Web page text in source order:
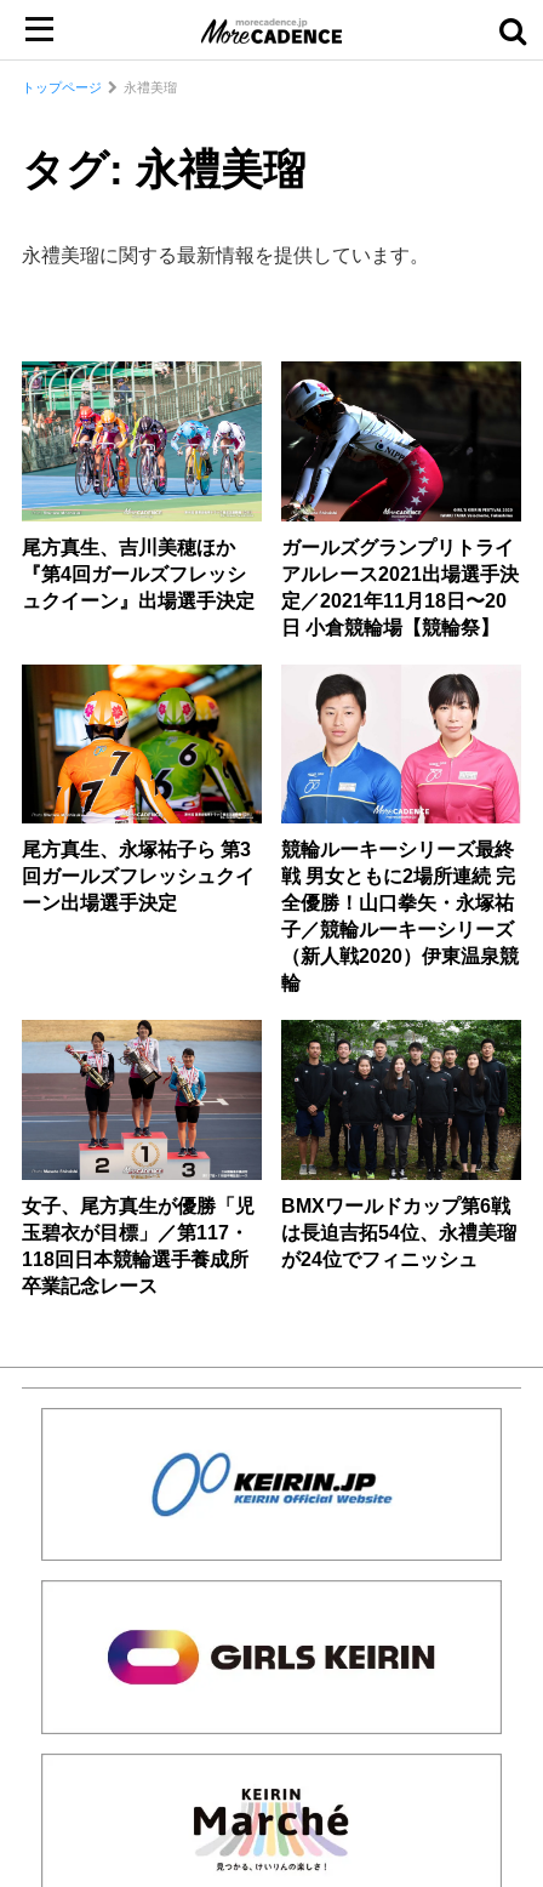
トップページ 永禮美瑠
タグ: 永禮美瑠
永禮美瑠に関する最新情報を提供しています。
尾方真生、吉川美穂ほか
『第4回ガールズフレッシ
ュクイーン』出場選手決定
ガールズグランプリトライ
アルレース2021出場選手決
定／2021年11月18日〜20
日 小倉競輪場【競輪祭】
尾方真生、永塚祐子ら 第3
回ガールズフレッシュクイ
ーン出場選手決定
競輪ルーキーシリーズ最終
戦 男女ともに2場所連続 完
全優勝！山口拳矢・永塚祐
子／競輪ルーキーシリーズ
（新人戦2020）伊東温泉競
輪
女子、尾方真生が優勝「児
玉碧衣が目標」／第117・
118回日本競輪選手養成所
卒業記念レース
BMXワールドカップ第6戦
は長迫吉拓54位、永禮美瑠
が24位でフィニッシュ